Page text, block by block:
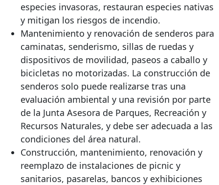
especies invasoras, restauran especies nativas
y mitigan los riesgos de incendio.
Mantenimiento y renovación de senderos para
caminatas, senderismo, sillas de ruedas y
dispositivos de movilidad, paseos a caballo y
bicicletas no motorizadas. La construcción de
senderos solo puede realizarse tras una
evaluación ambiental y una revisión por parte
de la Junta Asesora de Parques, Recreación y
Recursos Naturales, y debe ser adecuada a las
condiciones del área natural.
Construcción, mantenimiento, renovación y
reemplazo de instalaciones de picnic y
sanitarios, pasarelas, bancos y exhibiciones